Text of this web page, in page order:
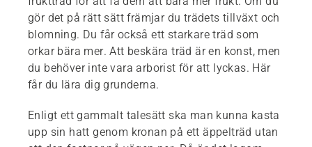
gör det på rätt sätt främjar du trädets tillväxt och
blomning. Du får också ett starkare träd som
orkar bära mer. Att beskära träd är en konst, men
du behöver inte vara arborist för att lyckas. Här
får du lära dig grunderna.
Enligt ett gammalt talesätt ska man kunna kasta
upp sin hatt genom kronan på ett äppelträd utan